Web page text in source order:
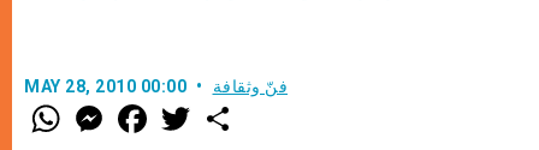
MAY 28, 2010 00:00 فنّ وثقافة
W
h
M
e
F
a w